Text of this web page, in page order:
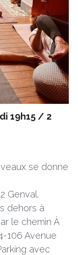
19h15 / 2
se donne
Genval.
dehors à
le chemin À
106 Avenue
avec